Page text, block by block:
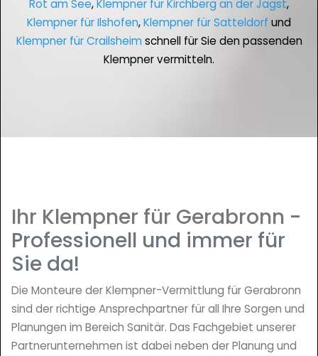
Rot am See,Klempner für Kirchberg an der Jagst,
Klempner für Ilshofen,Klempner für Satteldorf und
Klempner für Crailsheim schnell für Sie den passenden
Klempner vermitteln.
Ihr Klempner für Gerabronn -
Professionell und immer für
Sie da!
Die Monteure der Klempner-Vermittlung für Gerabronn
sind der richtige Ansprechpartner für all Ihre Sorgen und
Planungen im Bereich Sanitär. Das Fachgebiet unserer
Partnerunternehmen ist dabei neben der Planung und